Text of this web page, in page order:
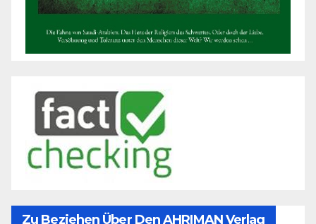
Zu Beziehen Über Den AHRIMAN Verlag